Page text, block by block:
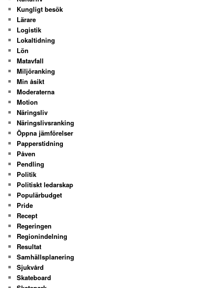
Kungligt besök
Lärare
Logistik
Lokaltidning
Lön
Matavfall
Miljöranking
Min åsikt
Moderaterna
Motion
Näringsliv
Näringslivsranking
Öppna jämförelser
Papperstidning
Påven
Pendling
Politik
Politiskt ledarskap
Populärbudget
Pride
Recept
Regeringen
Regionindelning
Resultat
Samhällsplanering
Sjukvård
Skateboard